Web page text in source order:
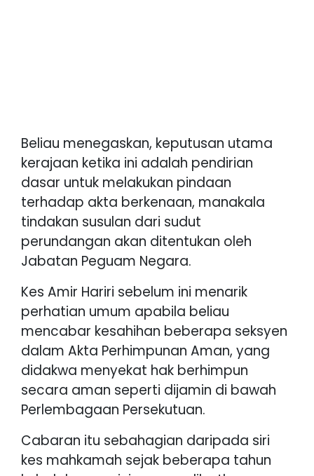
Beliau menegaskan, keputusan utama
kerajaan ketika ini adalah pendirian
dasar untuk melakukan pindaan
terhadap akta berkenaan, manakala
tindakan susulan dari sudut
perundangan akan ditentukan oleh
Jabatan Peguam Negara.
Kes Amir Hariri sebelum ini menarik
perhatian umum apabila beliau
mencabar kesahihan beberapa seksyen
dalam Akta Perhimpunan Aman, yang
didakwa menyekat hak berhimpun
secara aman seperti dijamin di bawah
Perlembagaan Persekutuan.
Cabaran itu sebahagian daripada siri
kes mahkamah sejak beberapa tahun